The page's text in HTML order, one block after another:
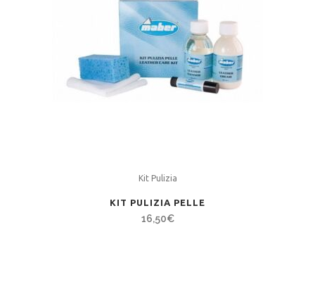
Kit Pulizia
KIT PULIZIA PELLE
16,50€